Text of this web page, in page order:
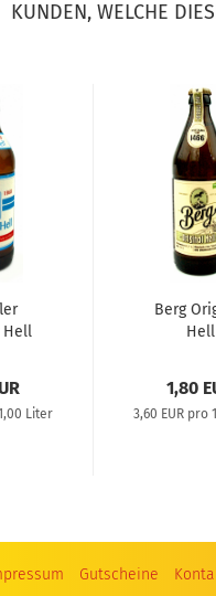
KUNDEN, WELCHE
Hell
Liter
Berg
Hell
1,80
3,60 EUR pro
Gutscheine